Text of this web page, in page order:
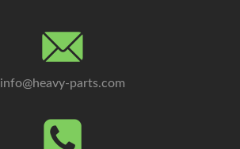
info@heavy-parts.com